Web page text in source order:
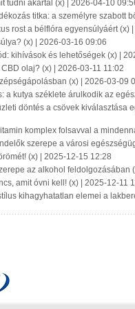
tudni akartál (x) | 2026-04-10
titka: a személyre szabott
rost a bélflóra egyensúlyáért (x)
(x) | 2026-03-16 09:06
kihívások és lehetőségek (x) |
olaj? (x) | 2026-03-11 11:02
(x) | 2026-03-09
a kutya széklete árulkodik az
döntés a csövek kiválasztása
komplex folsavval a
szerepe a városi
(x) | 2025-12-15 12:28
az alkohol feldolgozásában
amit óvni kell! (x) | 2025-12-11
kihagyhatatlan elemei a